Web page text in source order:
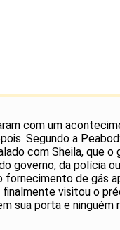
com um
Segundo a
com Sheila, que
governo, da polícia
de
visitou o
sua porta e